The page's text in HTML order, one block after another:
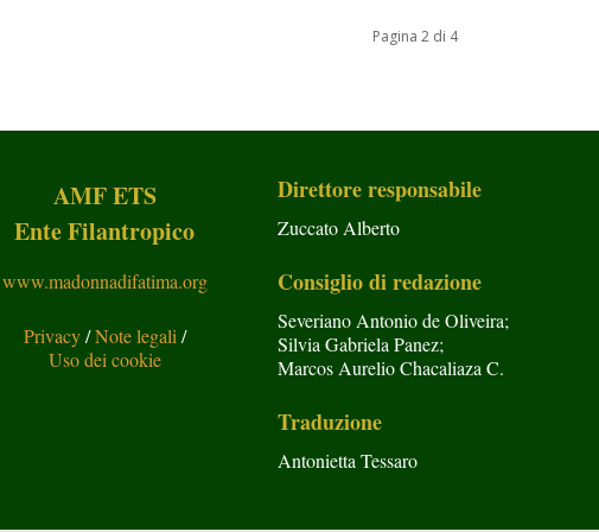
Pagina 2 di 4
AMF ETS
Ente Filantropico
www.madonnadifatima.org
Privacy/Note legali/
Uso dei cookie
Direttore responsabile
Zuccato Alberto
Consiglio di redazione
Severiano Antonio de Oliveira;
Silvia Gabriela Panez;
Marcos Aurelio Chacaliaza C.
Traduzione
Antonietta Tessaro